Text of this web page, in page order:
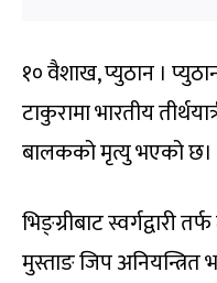
१० वैशाख, प्युठान ।
टाकुरामा भारतीय
बालकको मृत्यु भएको छ।
भिङ्ग्रीबाट स्वर्गद्वारी
मुस्ताङ जिप